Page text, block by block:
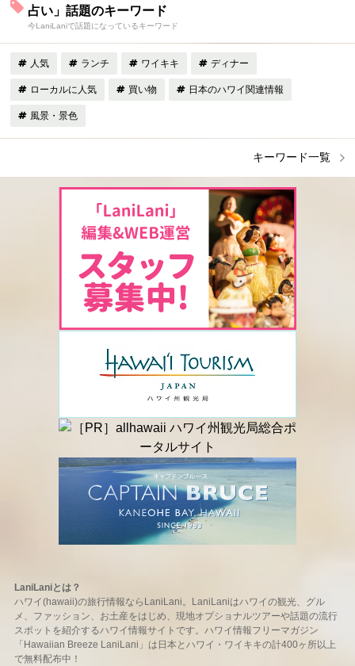
占い」話題のキーワード
今LaniLaniで話題になっているキーワード
人気 ランチ ワイキキ ディナー
ローカルに人気 買い物 日本のハワイ関連情報
風景・景色
キーワード一覧
LaniLaniとは？
ハワイ(hawaii)の旅行情報ならLaniLani。LaniLaniはハワイの観光、グル
メ、ファッション、お土産をはじめ、現地オプショナルツアーや話題の流行
スポットを紹介するハワイ情報サイトです。ハワイ情報フリーマガジン
「Hawaiian Breeze LaniLani」は日本とハワイ・ワイキキの計400ヶ所以上
で無料配布中！